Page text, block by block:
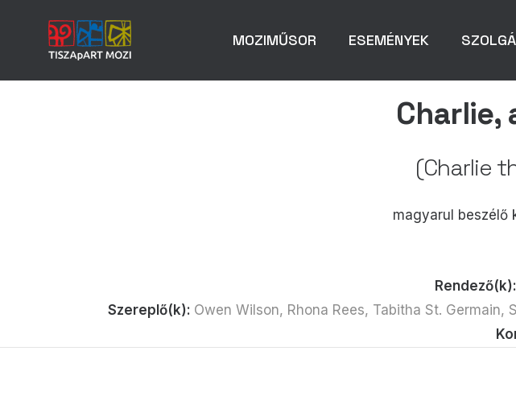
MOZIMŰSOR ESEMÉNYEK
Charlie,
(Charlie
magyarul beszélő
Rendező(k):
Szereplő(k): Owen Wilson, Rhona Rees, Tabitha St.